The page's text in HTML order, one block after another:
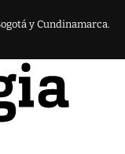
y Cundinamarca.